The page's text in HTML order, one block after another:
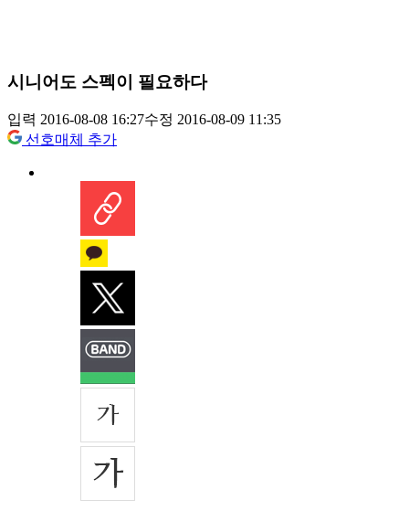
시니어도 스펙이 필요하다
입력 2016-08-08 16:27수정 2016-08-09 11:35
선호매체 추가